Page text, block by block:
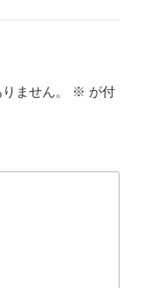
ません。 ※ が付